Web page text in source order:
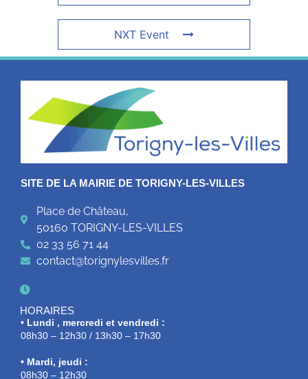
NXT Event
SITE DE LA MAIRIE DE TORIGNY-LES-VILLES
Place de Château,
50160 TORIGNY-LES-VILLES
02 33 56 71 44
contact@torignylesvilles.fr
HORAIRES
• Lundi , mercredi et vendredi :
08h30 – 12h30 / 13h30 – 17h30
• Mardi, jeudi :
08h30 – 12h30